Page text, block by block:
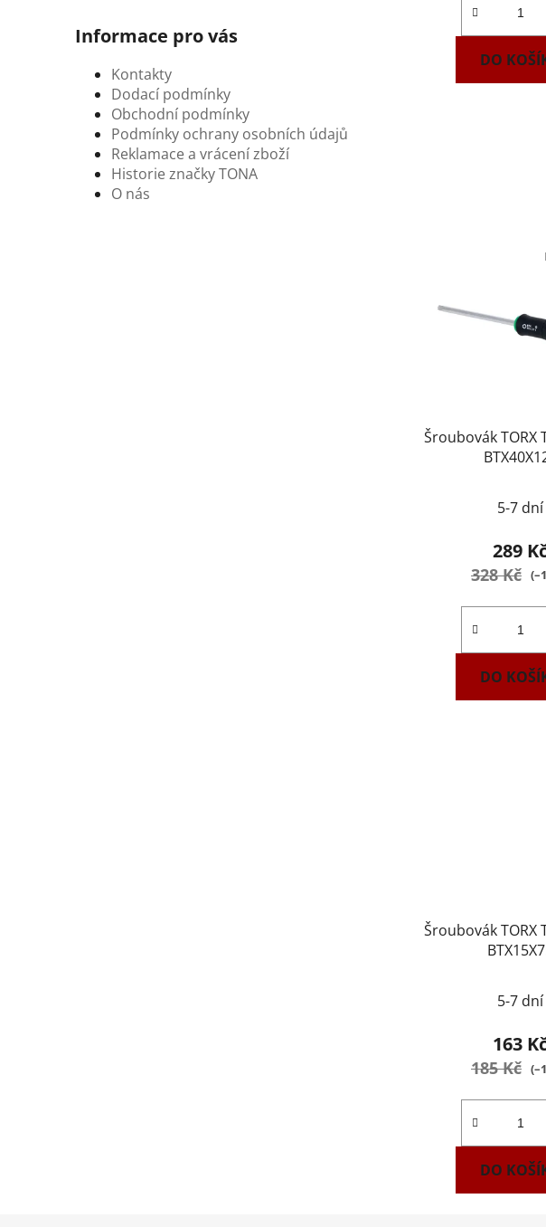
Informace pro vás
Kontakty
Dodací podmínky
Obchodní podmínky
Podmínky ochrany osobních údajů
Reklamace a vrácení zboží
Historie značky TONA
O nás
DO
Šroubovák TORX
5-7 dní
289
328 Kč
DO
Šroubovák TORX
5-7 dní
163
185 Kč
DO